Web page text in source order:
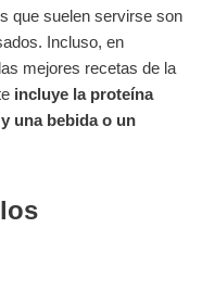
que suelen servirse son
Incluso, en
mejores recetas de la
incluye la proteína
una bebida o un